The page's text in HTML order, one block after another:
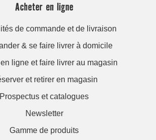
Acheter en ligne
de commande et de livraison
& se faire livrer à domicile
ligne et faire livrer au magasin
et retirer en magasin
Prospectus et catalogues
Newsletter
Gamme de produits